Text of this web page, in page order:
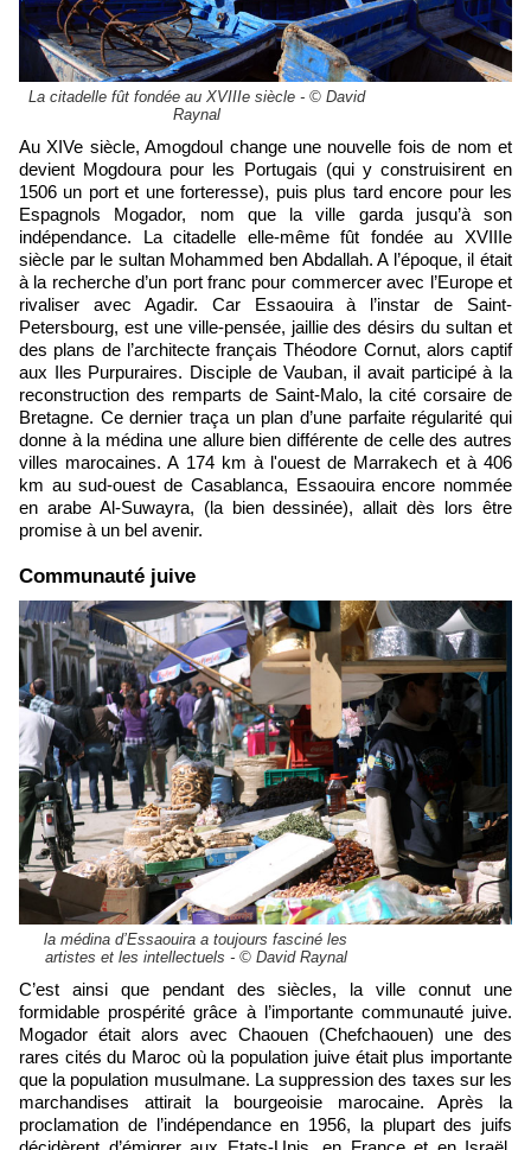
La citadelle fût fondée au XVIIIe siècle - © David
Raynal
Au XIVe siècle, Amogdoul change une nouvelle fois de nom et
devient Mogdoura pour les Portugais (qui y construisirent en
1506 un port et une forteresse), puis plus tard encore pour les
Espagnols Mogador, nom que la ville garda jusqu’à son
indépendance. La citadelle elle-même fût fondée au XVIIIe
siècle par le sultan Mohammed ben Abdallah. A l’époque, il était
à la recherche d’un port franc pour commercer avec l’Europe et
rivaliser avec Agadir. Car Essaouira à l’instar de Saint-
Petersbourg, est une ville-pensée, jaillie des désirs du sultan et
des plans de l’architecte français Théodore Cornut, alors captif
aux Iles Purpuraires. Disciple de Vauban, il avait participé à la
reconstruction des remparts de Saint-Malo, la cité corsaire de
Bretagne. Ce dernier traça un plan d’une parfaite régularité qui
donne à la médina une allure bien différente de celle des autres
villes marocaines. A 174 km à l'ouest de Marrakech et à 406
km au sud-ouest de Casablanca, Essaouira encore nommée
en arabe Al-Suwayra, (la bien dessinée), allait dès lors être
promise à un bel avenir.
Communauté juive
la médina d’Essaouira a toujours fasciné les
artistes et les intellectuels - © David Raynal
C’est ainsi que pendant des siècles, la ville connut une
formidable prospérité grâce à l’importante communauté juive.
Mogador était alors avec Chaouen (Chefchaouen) une des
rares cités du Maroc où la population juive était plus importante
que la population musulmane. La suppression des taxes sur les
marchandises attirait la bourgeoisie marocaine. Après la
proclamation de l’indépendance en 1956, la plupart des juifs